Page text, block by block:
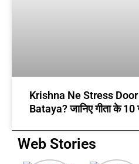
Krishna Ne Stress
Bataya? जानिए गीता के
Web Stories